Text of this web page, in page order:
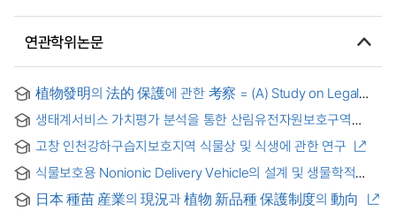
연관학위논문
植物發明의 法的 保護에 관한 考察 = (A) Study on Legal
생태계서비스 가치평가 분석을 통한 산림유전자원보호구역
Reconsidering the forest genetic resource reserve by
analysing ecosystem service valuation : focusing on rare
plants, habitat quality, and carbon storage
고창 인천강하구습지보호지역 식물상 및 식생에 관한 연구
식물보호용 Nonionic Delivery Vehicle의 설계 및 생물학적
평가
日本 種苗 産業의 現況과 植物 新品種 保護制度의 動向